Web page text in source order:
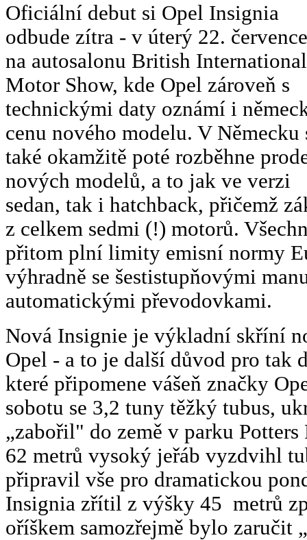
Oficiální debut si Opel Insignia
odbude zítra - v úterý 22.
na autosalonu British International
Motor Show, kde Opel zároveň s
technickými daty oznámí i
cenu nového modelu. V Německu
také okamžitě poté rozběhne
nových modelů, a to jak ve verzi
sedan, tak i hatchback, přičemž
z celkem sedmi (!) motorů.
přitom plní limity emisní normy
výhradně se šestistupňovými
automatickými převodovkami.
Nová Insignie je výkladní skříní
Opel - a to je další důvod pro tak
které připomene vášeň značky
sobotu se 3,2 tuny těžký tubus,
„zabořil" do země v parku
62 metrů vysoký jeřáb vyzdvihl
připravil vše pro dramatickou
Insignia zřítil z výšky 45 metrů
oříškem samozřejmě bylo zaručit